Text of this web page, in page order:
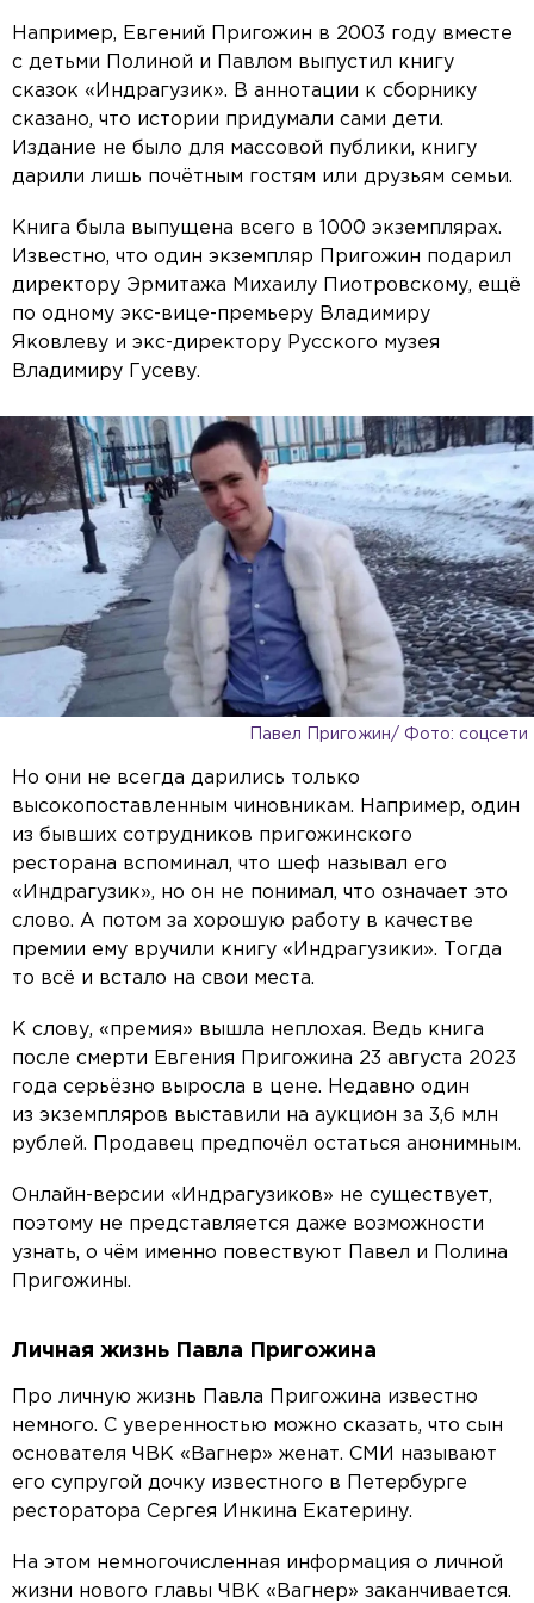
Например, Евгений Пригожин в 2003 году вместе
с детьми Полиной и Павлом выпустил книгу
сказок «Индрагузик». В аннотации к сборнику
сказано, что истории придумали сами дети.
Издание не было для массовой публики, книгу
дарили лишь почётным гостям или друзьям семьи.
Книга была выпущена всего в 1000 экземплярах.
Известно, что один экземпляр Пригожин подарил
директору Эрмитажа Михаилу Пиотровскому, ещё
по одному экс-вице-премьеру Владимиру
Яковлеву и экс-директору Русского музея
Владимиру Гусеву.
Павел Пригожин/ Фото: соцсети
Но они не всегда дарились только
высокопоставленным чиновникам. Например, один
из бывших сотрудников пригожинского
ресторана вспоминал, что шеф называл его
«Индрагузик», но он не понимал, что означает это
слово. А потом за хорошую работу в качестве
премии ему вручили книгу «Индрагузики». Тогда
то всё и встало на свои места.
К слову, «премия» вышла неплохая. Ведь книга
после смерти Евгения Пригожина 23 августа 2023
года серьёзно выросла в цене. Недавно один
из экземпляров выставили на аукцион за 3,6 млн
рублей. Продавец предпочёл остаться анонимным.
Онлайн-версии «Индрагузиков» не существует,
поэтому не представляется даже возможности
узнать, о чём именно повествуют Павел и Полина
Пригожины.
Личная жизнь Павла Пригожина
Про личную жизнь Павла Пригожина известно
немного. С уверенностью можно сказать, что сын
основателя ЧВК «Вагнер» женат. СМИ называют
его супругой дочку известного в Петербурге
ресторатора Сергея Инкина Екатерину.
На этом немногочисленная информация о личной
жизни нового главы ЧВК «Вагнер» заканчивается.